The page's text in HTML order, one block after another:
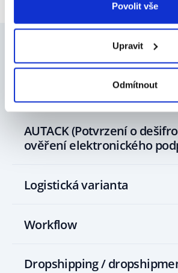
Povolit vše
Upravit
Odmítnout
Mohlo by vás
AUTACK (Potvrzení o
ověření elektronického
Logistická varianta
Workflow
Dropshipping /